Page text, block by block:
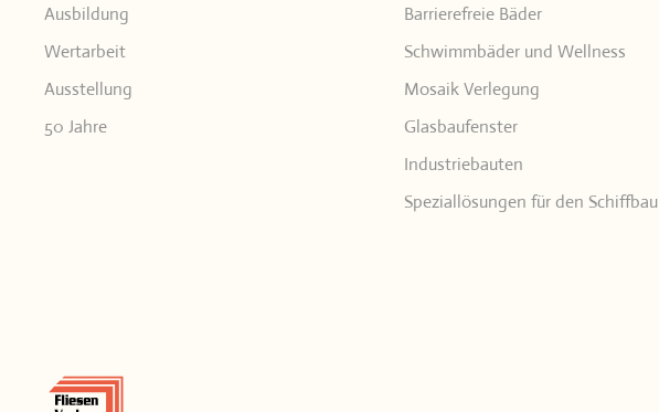
Ausbildung
Wertarbeit
Ausstellung
50 Jahre
Barrierefreie Bäder
Schwimmbäder und Wellness
Mosaik Verlegung
Glasbaufenster
Industriebauten
Speziallösungen für den Schiffbau